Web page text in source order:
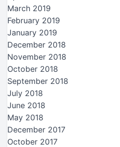
March 2019
February 2019
January 2019
December 2018
November 2018
October 2018
September 2018
July 2018
June 2018
May 2018
December 2017
October 2017